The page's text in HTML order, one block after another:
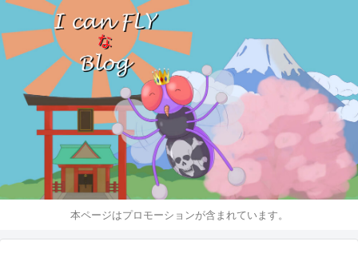
本ページはプロモーションが含まれています。